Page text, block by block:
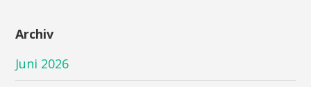
Archiv
Juni 2026